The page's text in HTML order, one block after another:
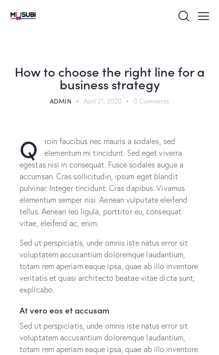
How to choose the right line for a
business strategy
ADMIN April 21, 2020 0 Comments
Q
roin faucibus nec mauris a sodales, sed
elementum mi tincidunt. Sed eget viverra
egestas nisi in consequat. Fusce sodales augue a
accumsan. Cras sollicitudin, ipsum eget blandit
pulvinar. Integer tincidunt. Cras dapibus. Vivamus
elementum semper nisi. Aenean vulputate eleifend
tellus. Aenean leo ligula, porttitor eu, consequat
vitae, eleifend ac, enim.
Sed ut perspiciatis, unde omnis iste natus error sit
voluptatem accusantium doloremque laudantium,
totam rem aperiam eaque ipsa, quae ab illo inventore
veritatis et quasi architecto beatae vitae dicta sunt,
explicabo.
At vero eos et accusam
Sed ut perspiciatis, unde omnis iste natus error sit
voluptatem accusantium doloremque laudantium,
totam rem aperiam eaque ipsa, quae ab illo inventore